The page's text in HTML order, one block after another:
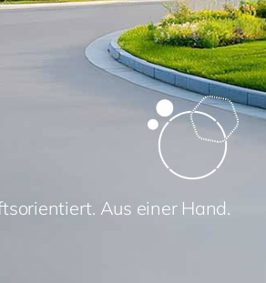
Aus einer Hand.